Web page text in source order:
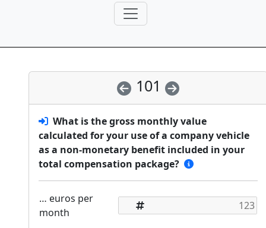
101
What is the gross monthly value
calculated for your use of a company vehicle
as a non-monetary benefit included in your
total compensation package?
… euros per
month